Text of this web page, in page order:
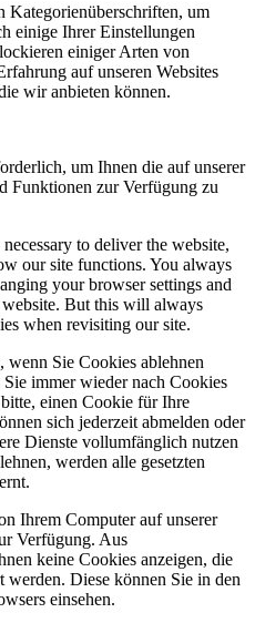
Kategorienüberschriften, um
einige Ihrer Einstellungen
einiger Arten von
auf unseren Websites
wir anbieten können.
um Ihnen die auf unserer
Funktionen zur Verfügung zu
to deliver the website,
our site functions. You always
your browser settings and
But this will always
when revisiting our site.
wenn Sie Cookies ablehnen
immer wieder nach Cookies
einen Cookie für Ihre
sich jederzeit abmelden oder
Dienste vollumfänglich nutzen
werden alle gesetzten
Ihrem Computer auf unserer
Verfügung. Aus
keine Cookies anzeigen, die
werden. Diese können Sie in den
einsehen.